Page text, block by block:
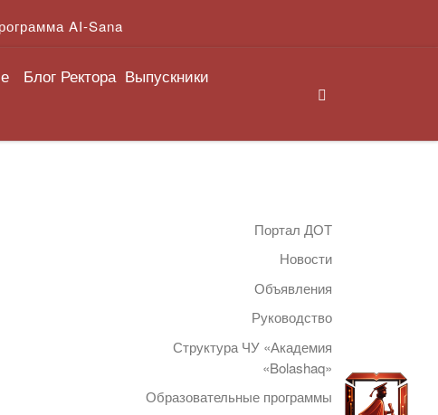
AI-Sana
Блог Ректора Выпускники
Портал ДОТ
Новости
Объявления
Руководство
Структура ЧУ «Академия
«Bolashaq»
Образовательные программы